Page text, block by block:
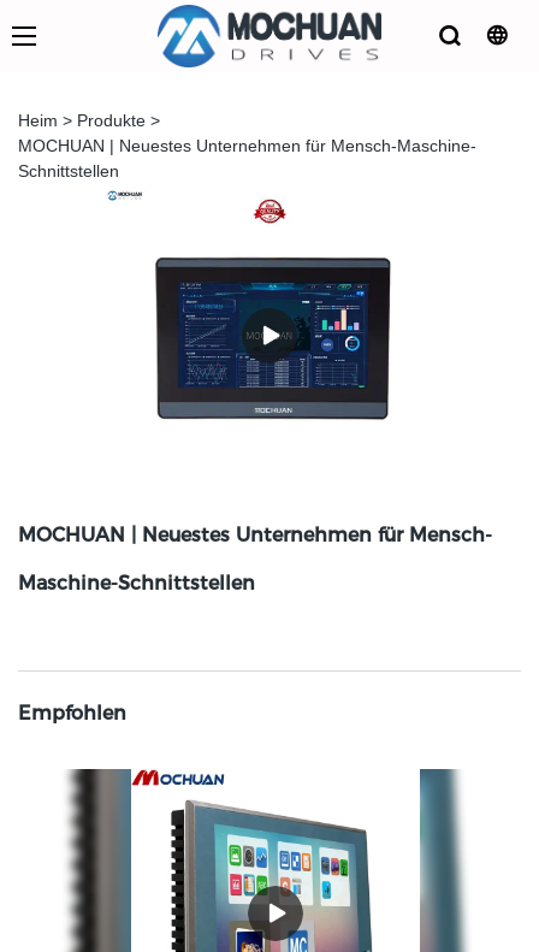
Heim > Produkte >
MOCHUAN | Neuestes Unternehmen für Mensch-Maschine-
Schnittstellen
MOCHUAN | Neuestes Unternehmen für Mensch-
Maschine-Schnittstellen
Empfohlen